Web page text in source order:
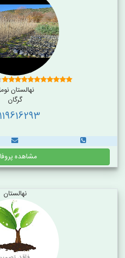
نهالستان
گرگان
مشاهده
نهالستان